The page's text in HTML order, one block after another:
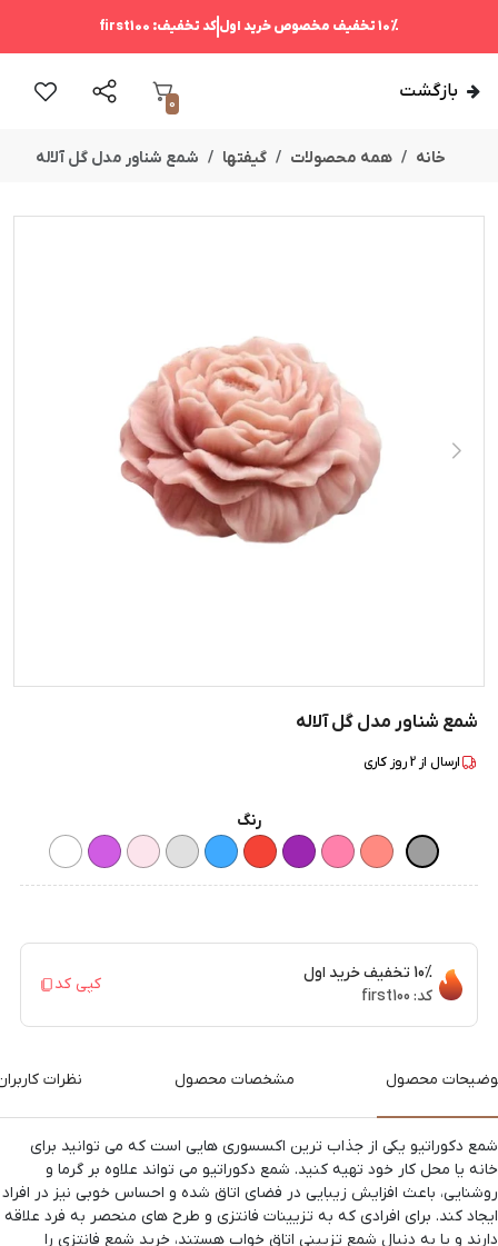
10%تخفیف مخصوص خرید اولکد تخفیف: first100
بازگشت
0
خانه همه محصولات گیفتها شمع شناور مدل گل آلاله
شمع شناور مدل گل آلاله
ارسال از 2روز کاری
رنگ
10% تخفیف خرید اول
کد: first100
کپی کد
محصول مشخصات محصول نظرات
شمع دکوراتیو یکی از جذاب‌ ترین اکسسوری‌ هایی است که می‌ توانید برای
خانه یا محل کار خود تهیه کنید. شمع‌ دکوراتیو می‌ تواند علاوه‌ بر گرما و
روشنایی، باعث افزایش زیبایی در فضای اتاق شده و احساس خوبی نیز در افراد
ایجاد کند. برای افرادی که به تزیینات فانتزی و طرح‌ های منحصر به‌ فرد علاقه
دارند و یا به دنبال شمع تزیینی اتاق خواب هستند، خرید شمع فانتزی را